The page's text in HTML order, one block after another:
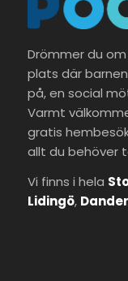
Drömmer du
plats där
på, en social
Varmt
gratis
allt du behöver
Vi finns i hela
Lidingö,